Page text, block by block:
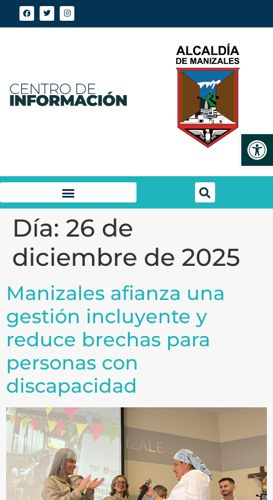
Día: 26 de
diciembre de 2025
Manizales afianza una
gestión incluyente y
reduce brechas para
personas con
discapacidad